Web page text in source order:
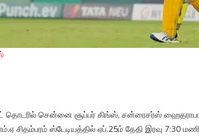
தொடரில் சென்னை சூப்பர் கிங்ஸ், சன்ரைசர்ஸ்
சிதம்பரம் ஸ்டேடியத்தில் ஏப்.25ம் தேதி இரவு 7:30